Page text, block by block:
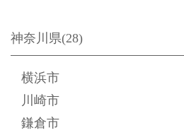
神奈川県(28)
横浜市
川崎市
鎌倉市